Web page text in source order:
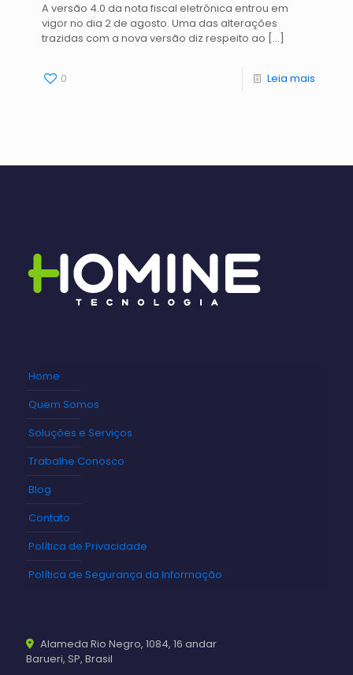
A versão 4.0 da nota fiscal eletrônica entrou em
vigor no dia 2 de agosto. Uma das alterações
trazidas com a nova versão diz respeito ao […]
0 Leia mais
Home
Quem Somos
Soluções e Serviços
Trabalhe Conosco
Blog
Contato
Política de Privacidade
Política de Segurança da Informação
Alameda Rio Negro, 1084, 16 andar
Barueri, SP, Brasil